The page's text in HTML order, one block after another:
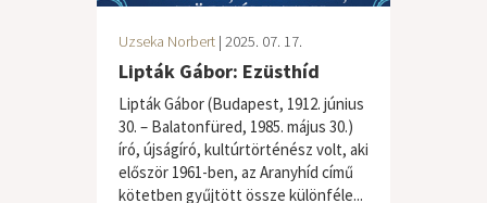
Uzseka Norbert | 2025. 07. 17.
Lipták Gábor: Ezüsthíd
Lipták Gábor (Budapest, 1912. június
30. – Balatonfüred, 1985. május 30.)
író, újságíró, kultúrtörténész volt, aki
először 1961-ben, az Aranyhíd című
kötetben gyűjtött össze különféle...